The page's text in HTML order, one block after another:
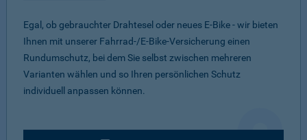
Egal, ob gebrauchter Drahtesel oder neues E-Bike - wir bieten
Ihnen mit unserer Fahrrad-/E-Bike-Versicherung einen
Rundumschutz, bei dem Sie selbst zwischen mehreren
Varianten wählen und so Ihren persönlichen Schutz
individuell anpassen können.